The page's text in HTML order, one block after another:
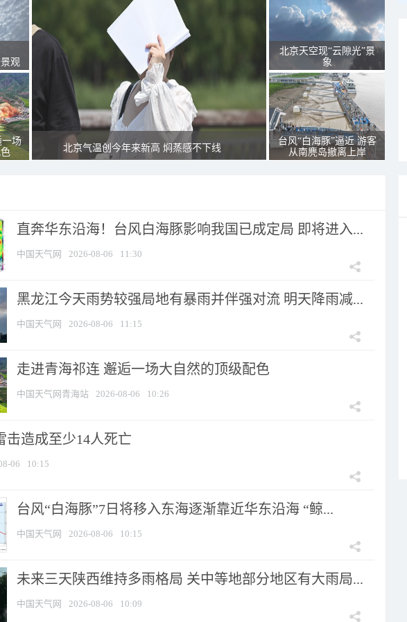
观
场
北京气温创今年来新高 焖蒸感不下线
北京天空现“云隙光”景
象
台风“白海豚”逼近 游客
从南麂岛撤离上岸
直奔华东沿海！台风白海豚影响我国已成定局 即将进入...
中国天气网 2026-08-06 11:30
黑龙江今天雨势较强局地有暴雨并伴强对流 明天降雨减...
中国天气网 2026-08-06 11:15
走进青海祁连 邂逅一场大自然的顶级配色
中国天气网青海站 2026-08-06 10:26
击造成至少14人死亡
06 10:15
台风“白海豚”7日将移入东海逐渐靠近华东沿海 “鲸...
中国天气网 2026-08-06 10:15
未来三天陕西维持多雨格局 关中等地部分地区有大雨局...
中国天气网 2026-08-06 10:09